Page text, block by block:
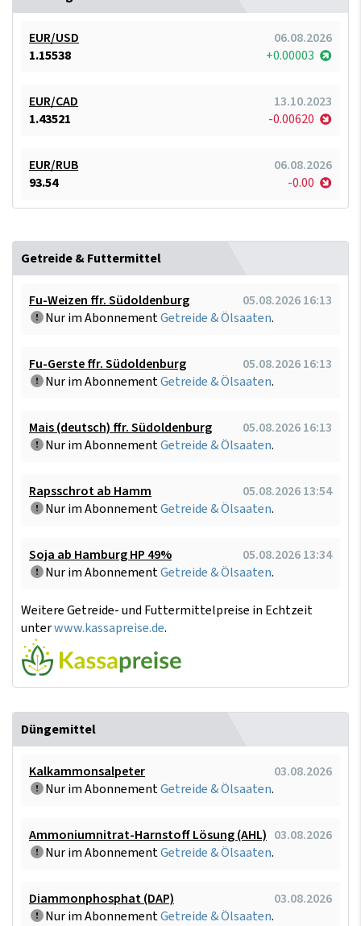
EUR/USD
06.08.2026
1.15538
+0.00003
EUR/CAD
13.10.2023
1.43521
-0.00620
EUR/RUB
06.08.2026
93.54
-0.00
Getreide & Futtermittel
Fu-Weizen ffr. Südoldenburg
05.08.2026 16:13
Nur im AbonnementGetreide & Ölsaaten.
Fu-Gerste ffr. Südoldenburg
05.08.2026 16:13
Nur im AbonnementGetreide & Ölsaaten.
Mais (deutsch) ffr. Südoldenburg
05.08.2026 16:13
Nur im AbonnementGetreide & Ölsaaten.
Rapsschrot ab Hamm
05.08.2026 13:54
Nur im AbonnementGetreide & Ölsaaten.
Soja ab Hamburg HP 49%
05.08.2026 13:34
Nur im AbonnementGetreide & Ölsaaten.
Weitere Getreide- und Futtermittelpreise in Echtzeit
unterwww.kassapreise.de.
Düngemittel
Kalkammonsalpeter
03.08.2026
Nur im AbonnementGetreide & Ölsaaten.
Ammoniumnitrat-Harnstoff Lösung (AHL) 03.08.2026
Nur im AbonnementGetreide & Ölsaaten.
Diammonphosphat (DAP)
03.08.2026
Nur im AbonnementGetreide & Ölsaaten.